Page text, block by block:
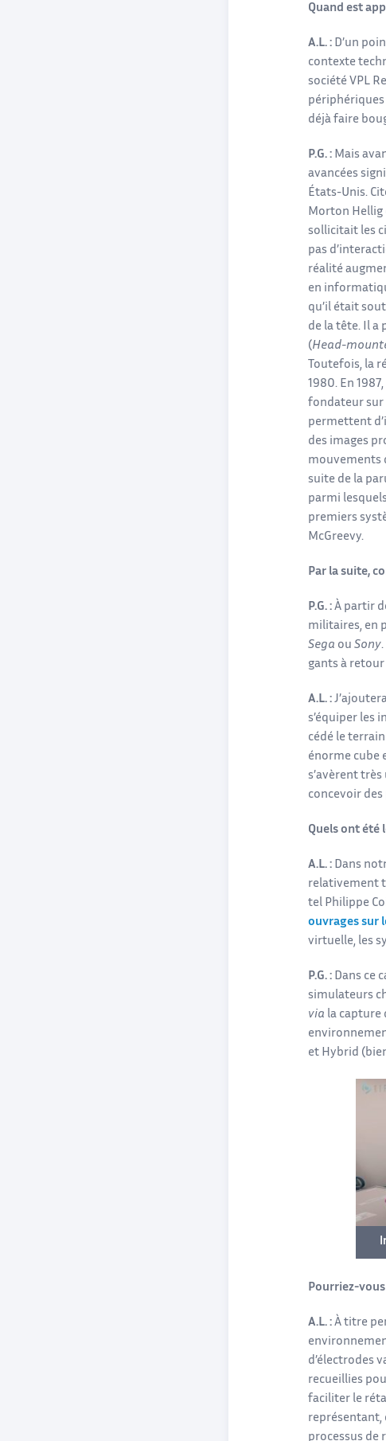
Quand est
A.L. : D’un
contexte
société VPL
périphériques
déjà faire
P.G. : Mais
avancées
États-Unis.
Morton Hellig
sollicitait les
pas
réalité
en
qu’il était
de la tête. Il a
(Head-
Toutefois, la
1980. En
fondateur sur
permettent
des images
mouvements
suite de la
parmi
premiers
McGreevy.
Par la suite,
P.G. : À partir
militaires, en
Sega ou Sony.
gants à
A.L. :
s’équiper les
cédé le
énorme cube
s’avèrent
concevoir des
Quels ont été
A.L. : Dans
relativement
tel Philippe
ouvrages sur
virtuelle, les
P.G. : Dans ce
simulateurs
via la capture
et Hybrid
Pourriez-
A.L. : À titre
d’électrodes
recueillies
faciliter le
représentant,
processus de